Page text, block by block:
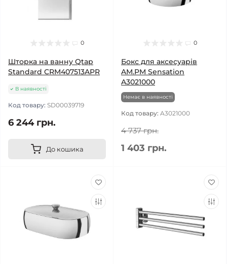
0
Шторка на ванну Qtap
Standard CRM407513APR
В наявності
Код товару: SD00039719
6 244 грн.
До кошика
0
Бокс для аксесуарів
AM.PM Sensation
A3021000
Немає в наявності
Код товару: A3021000
4 737 грн.
1 403 грн.